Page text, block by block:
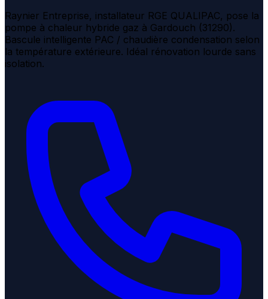
Raynier Entreprise, installateur RGE QUALIPAC, pose la
pompe à chaleur hybride gaz à Gardouch (31290).
Bascule intelligente PAC / chaudière condensation selon
la température extérieure. Idéal rénovation lourde sans
isolation.